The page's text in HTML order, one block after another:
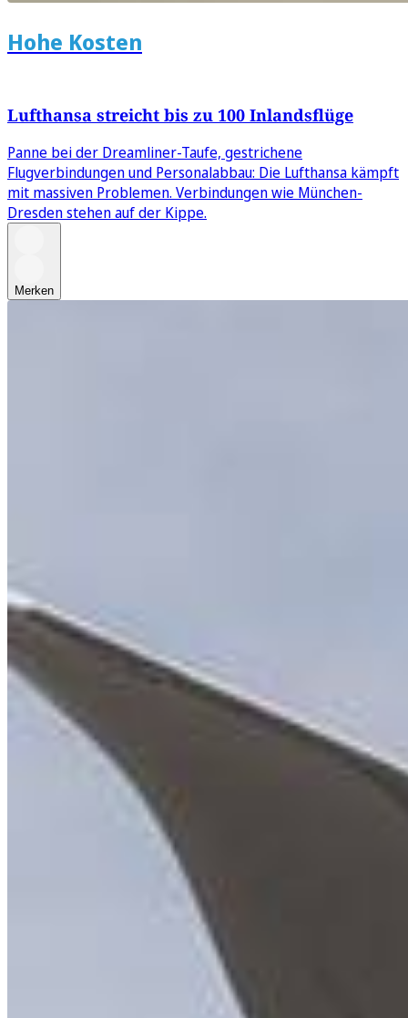
Hohe Kosten
Lufthansa streicht bis zu 100 Inlandsflüge
Panne bei der Dreamliner-Taufe, gestrichene
Flugverbindungen und Personalabbau: Die Lufthansa kämpft
mit massiven Problemen. Verbindungen wie München-
Dresden stehen auf der Kippe.
Merken